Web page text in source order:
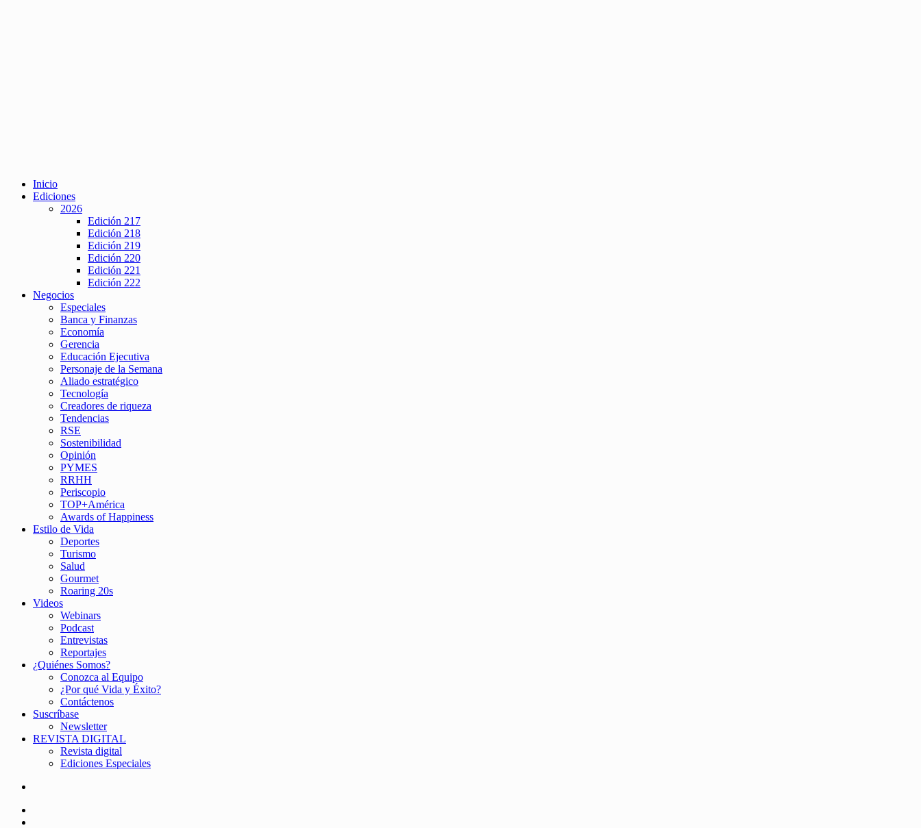
Inicio
Ediciones
2026
Edición 217
Edición 218
Edición 219
Edición 220
Edición 221
Edición 222
Negocios
Especiales
Banca y Finanzas
Economía
Gerencia
Educación Ejecutiva
Personaje de la Semana
Aliado estratégico
Tecnología
Creadores de riqueza
Tendencias
RSE
Sostenibilidad
Opinión
PYMES
RRHH
Periscopio
TOP+América
Awards of Happiness
Estilo de Vida
Deportes
Turismo
Salud
Gourmet
Roaring 20s
Videos
Webinars
Podcast
Entrevistas
Reportajes
¿Quiénes Somos?
Conozca al Equipo
¿Por qué Vida y Éxito?
Contáctenos
Suscríbase
Newsletter
REVISTA DIGITAL
Revista digital
Ediciones Especiales